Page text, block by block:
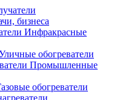
бизнеса
Инфракрасные
обогреватели
Промышленные
обогреватели